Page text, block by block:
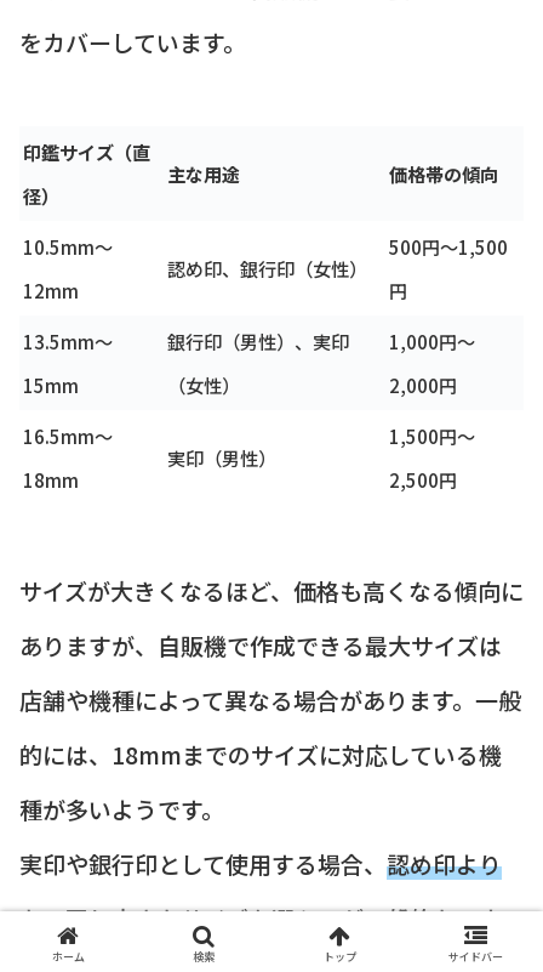
をカバーしています。
印鑑サイズ（直
径）
主な用途 価格帯の傾向
10.5mm〜
12mm
認め印、銀行印（女性）
500円〜1,500
円
13.5mm〜
15mm
銀行印（男性）、実印
（女性）
1,000円〜
2,000円
16.5mm〜
18mm
実印（男性）
1,500円〜
2,500円
サイズが大きくなるほど、価格も高くなる傾向に
ありますが、自販機で作成できる最大サイズは
店舗や機種によって異なる場合があります。一般
的には、18mmまでのサイズに対応している機
種が多いようです。
実印や銀行印として使用する場合、 認め印より
も一回り大きなサイズを選ぶのが一般的なマナ
ホーム 検索 トップ サイドバー